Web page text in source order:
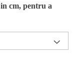
cm, pentru a